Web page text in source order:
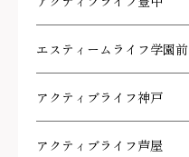
エスティームライフ学園前
アクティブライフ神戸
アクティブライフ芦屋